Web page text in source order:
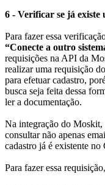
6 - Verificar se já
Para fazer essa
“Conecte a outro
requisições na API da
realizar uma requisição
para efetuar cadastro,
busca seja feita dessa
ler a documentação.
Na integração do
consultar não apenas
cadastro já é existente no
Para fazer essa